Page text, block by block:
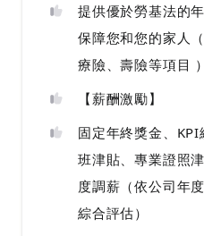
提供優於勞基法的
保障您和您的家人
療險、壽險等項目 ）
【薪酬激勵】
固定年終獎金、
班津貼、專業證照
度調薪（依公司年
綜合評估）